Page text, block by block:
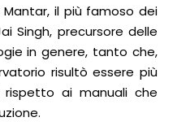
Mantar, il più famoso dei
Singh, precursore delle
in genere, tanto che,
risultò essere più
ai manuali che